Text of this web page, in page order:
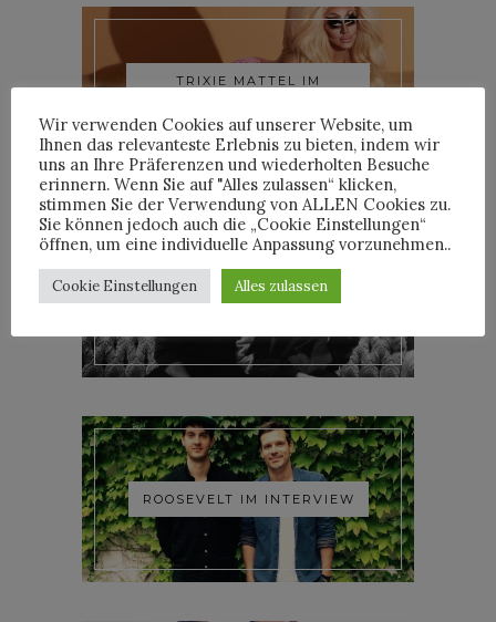
TRIXIE MATTEL IM
YOANN LEMOINE AKA
WOODKID IM INTERVIEW
ROOSEVELT IM INTERVIEW
Wir verwenden Cookies auf unserer Website, um
Ihnen das relevanteste Erlebnis zu bieten, indem wir
uns an Ihre Präferenzen und wiederholten Besuche
erinnern. Wenn Sie auf "Alles zulassen“ klicken,
stimmen Sie der Verwendung von ALLEN Cookies zu.
Sie können jedoch auch die „Cookie Einstellungen“
öffnen, um eine individuelle Anpassung vorzunehmen..
Cookie Einstellungen Alles zulassen